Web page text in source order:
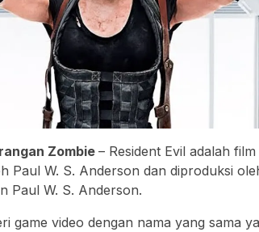
Zombie – Resident Evil adalah
Paul W. S. Anderson dan diproduksi
Paul W. S. Anderson.
game video dengan nama yang sama